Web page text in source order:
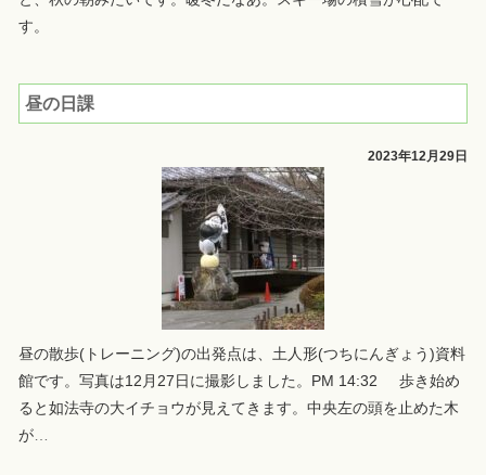
す。
昼の日課
2023年12月29日
昼の散歩(トレーニング)の出発点は、土人形(つちにんぎょう)資料
館です。写真は12月27日に撮影しました。PM 14:32 歩き始め
ると如法寺の大イチョウが見えてきます。中央左の頭を止めた木
が…